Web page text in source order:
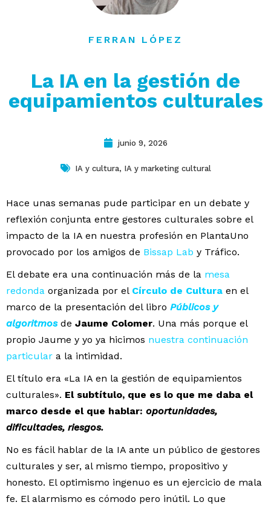
FERRAN LÓPEZ
La IA en la gestión de
equipamientos culturales
junio 9, 2026
IA y cultura, IA y marketing cultural
Hace unas semanas pude participar en un debate y
reflexión conjunta entre gestores culturales sobre el
impacto de la IA en nuestra profesión en PlantaUno
provocado por los amigos de Bissap Lab y Tráfico.
El debate era una continuación más de la mesa
redonda organizada por el Círculo de Cultura en el
marco de la presentación del libro Públicos y
algoritmos de Jaume Colomer. Una más porque el
propio Jaume y yo ya hicimos nuestra continuación
particular a la intimidad.
El título era «La IA en la gestión de equipamientos
culturales». El subtítulo, que es lo que me daba el
marco desde el que hablar: oportunidades,
dificultades, riesgos.
No es fácil hablar de la IA ante un público de gestores
culturales y ser, al mismo tiempo, propositivo y
honesto. El optimismo ingenuo es un ejercicio de mala
fe. El alarmismo es cómodo pero inútil. Lo que